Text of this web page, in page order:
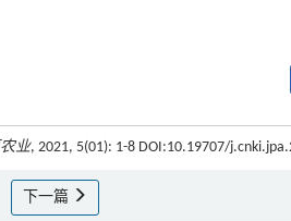
业, 2021, 5(01): 1-8 DOI:10.19707/
下一篇